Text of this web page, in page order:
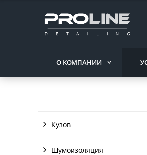
О КОМПАНИИ
Кузов
Шумоизоляция